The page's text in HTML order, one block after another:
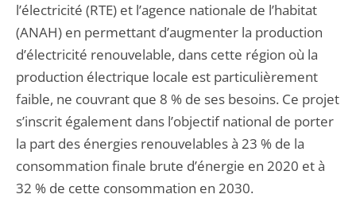
l’électricité (RTE) et l’agence nationale de l’habitat
(ANAH) en permettant d’augmenter la production
d’électricité renouvelable, dans cette région où la
production électrique locale est particulièrement
faible, ne couvrant que 8 % de ses besoins. Ce projet
s’inscrit également dans l’objectif national de porter
la part des énergies renouvelables à 23 % de la
consommation finale brute d’énergie en 2020 et à
32 % de cette consommation en 2030.